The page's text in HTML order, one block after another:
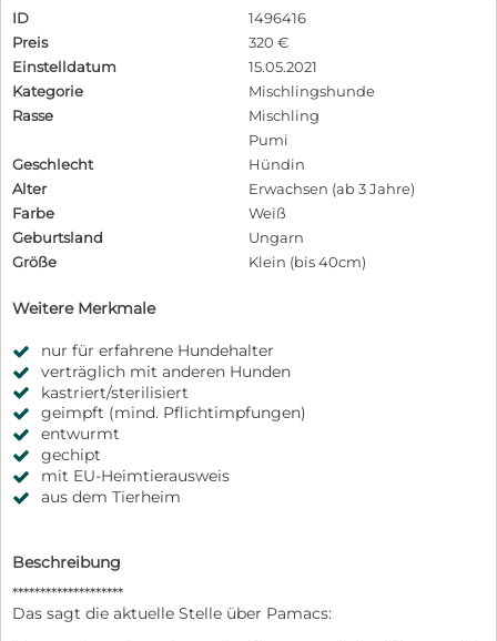
ID
1496416
Preis
320 €
Einstelldatum
15.05.2021
Kategorie
Mischlingshunde
Rasse
Mischling
Pumi
Geschlecht
Hündin
Alter
Erwachsen (ab 3 Jahre)
Farbe
Weiß
Geburtsland
Ungarn
Größe
Klein (bis 40cm)
Weitere Merkmale
nur für erfahrene Hundehalter
verträglich mit anderen Hunden
kastriert/sterilisiert
geimpft (mind. Pflichtimpfungen)
entwurmt
gechipt
mit EU-Heimtierausweis
aus dem Tierheim
Beschreibung
********************
Das sagt die aktuelle Stelle über Pamacs: